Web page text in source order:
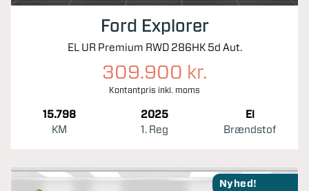
Ford Explorer
EL UR Premium RWD 286HK 5d Aut.
309.900 kr.
Kontantpris inkl. moms
15.798
KM
2025
1. Reg
El
Brændstof
Nyhed!